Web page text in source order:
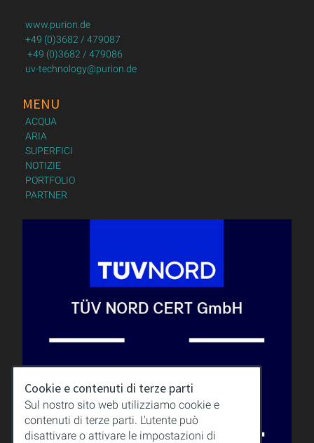
www.purion.de
+49 (0)3682 / 479087
+49 (0)3682 / 479086
uv-technology@purion.de
MENU
ACQUA
ARIA
SUPERFICI
NOTIZIE
PORTFOLIO
PARTNER
Cookie e contenuti di terze parti
Sul nostro sito web utilizziamo cookie e
contenuti di terze parti. L'utente può
disattivare o attivare le impostazioni di